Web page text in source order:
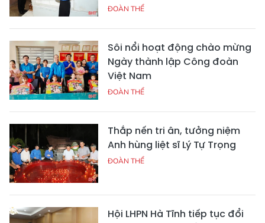
ĐOÀN THỂ
Sôi nổi hoạt động chào mừng
Ngày thành lập Công đoàn
Việt Nam
ĐOÀN THỂ
Thắp nến tri ân, tưởng niệm
Anh hùng liệt sĩ Lý Tự Trọng
ĐOÀN THỂ
Hội LHPN Hà Tĩnh tiếp tục đổi